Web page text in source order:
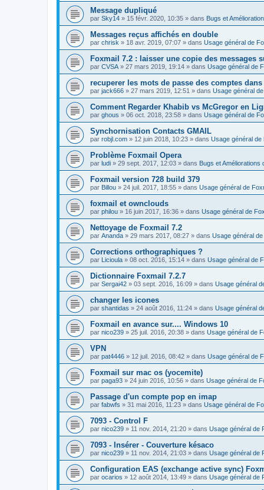
Message dupliqué
par Sky14 » 15 févr. 2020, 10:35 » dans Bugs et
Messages reçus affichés en double
par chrisk » 18 avr. 2019, 07:07 » dans Usage général de
Foxmail 7.2 : laisser une copie des messages
par CVSA » 27 mars 2019, 19:14 » dans Usage général de
recuperer les mots de passe des comptes
par jack666 » 27 mars 2019, 12:51 » dans Usage général
Comment Regarder Khabib vs McGregor en
par ghous » 06 oct. 2018, 23:58 » dans Usage général de
Synchornisation Contacts GMAIL
par robjl.com » 12 juin 2018, 10:23 » dans Usage général de
Problème Foxmail Opera
par ludi » 29 sept. 2017, 12:03 » dans Bugs et Améliorations
Foxmail version 728 build 379
par Billou » 24 juil. 2017, 18:55 » dans Usage général de
foxmail et ownclouds
par philou » 16 juin 2017, 16:36 » dans Usage général de
Nettoyage de Foxmail 7.2
par Ananda » 29 mars 2017, 08:27 » dans Usage général
Corrections orthographiques ?
par Licioula » 08 oct. 2016, 15:14 » dans Usage général de
Dictionnaire Foxmail 7.2.7
par Sergai42 » 03 sept. 2016, 16:09 » dans Usage général
changer les icones
par shantidas » 24 août 2016, 11:24 » dans Usage général
Foxmail en avance sur.... Windows 10
par nico239 » 25 juil. 2016, 20:38 » dans Usage général de
VPN
par pat4446 » 12 juil. 2016, 08:42 » dans Usage général de
Foxmail sur mac os (yocemite)
par paga93 » 24 juin 2016, 10:56 » dans Usage général de
Passage d'un compte pop en imap
par fabwfs » 31 mai 2016, 11:23 » dans Usage général de
7093 - Control F
par nico239 » 11 nov. 2014, 21:20 » dans Usage général de
7093 - Insérer - Couverture késaco
par nico239 » 11 nov. 2014, 21:03 » dans Usage général de
Configuration EAS (exchange active sync)
par ocarios » 12 août 2014, 13:49 » dans Usage général de